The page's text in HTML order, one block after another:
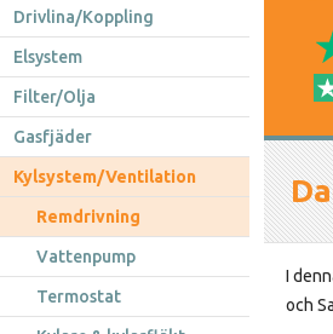
Drivlina/Koppling
Elsystem
Filter/Olja
Gasfjäder
Kylsystem/Ventilation
Remdrivning
Vattenpump
Termostat
I
och